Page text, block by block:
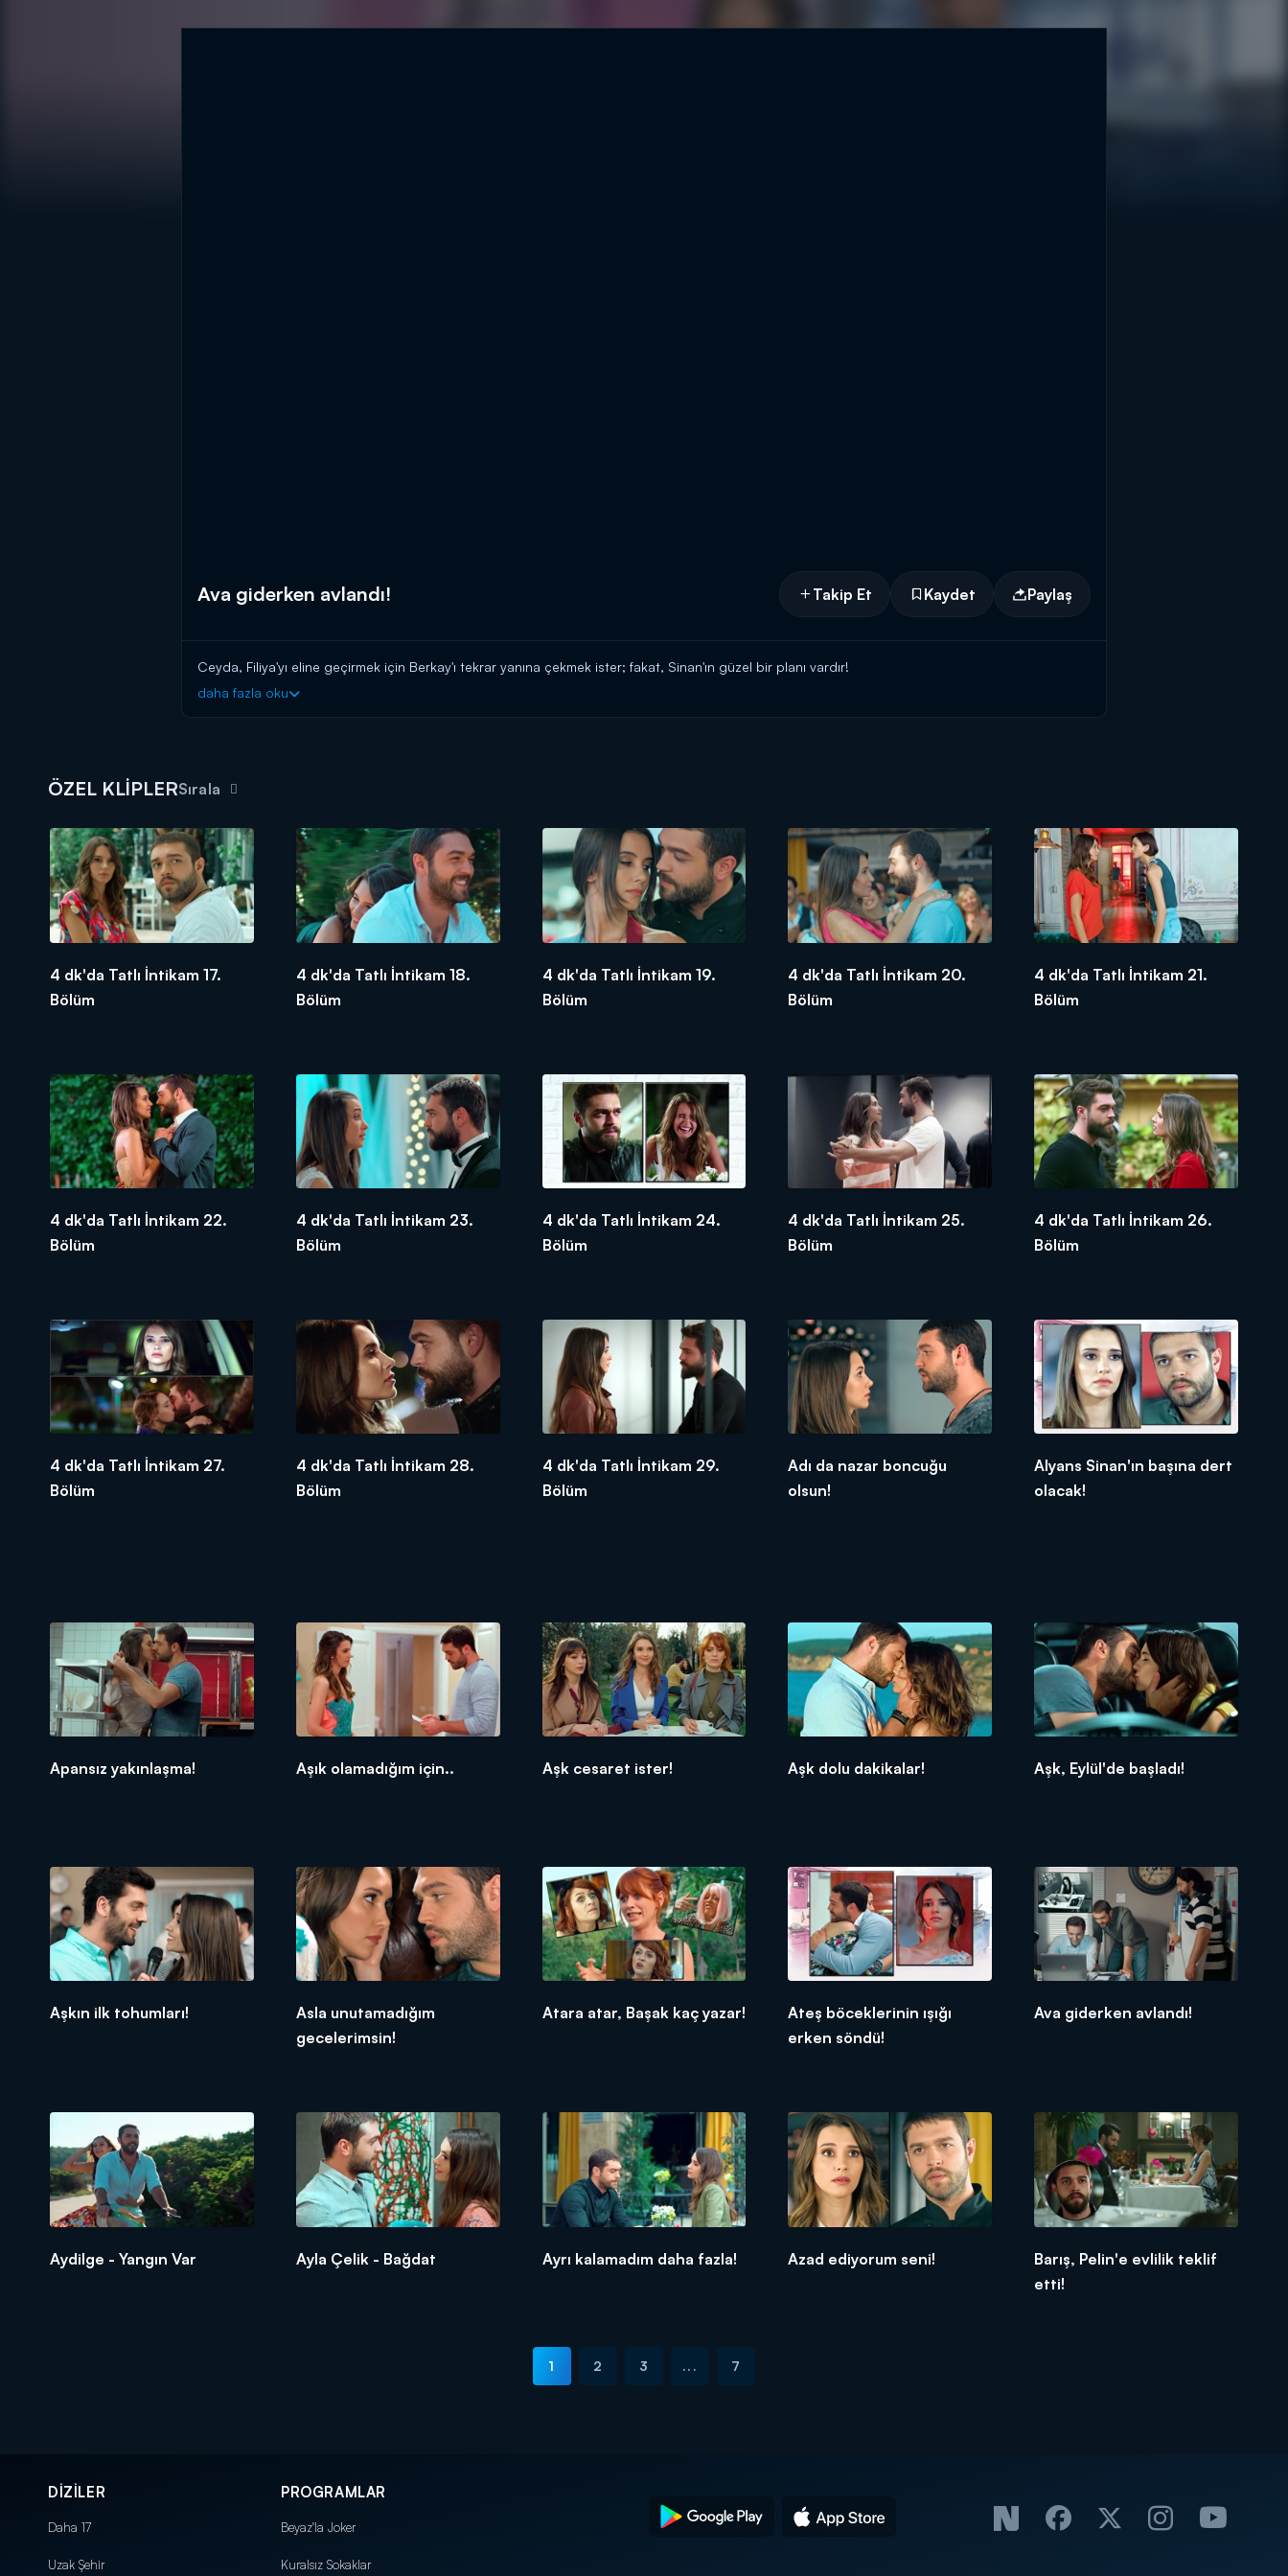
Ava giderken avlandı! Takip Et Kaydet Paylaş
Ceyda, Filiya'yı eline geçirmek için Berkay'ı tekrar yanına çekmek ister; fakat, Sinan'ın güzel bir planı vardır!
daha fazla oku
ÖZEL KLİPLERSırala
4 dk'da Tatlı İntikam 17.
Bölüm
4 dk'da Tatlı İntikam 18.
Bölüm
4 dk'da Tatlı İntikam 19.
Bölüm
4 dk'da Tatlı İntikam 20.
Bölüm
4 dk'da Tatlı İntikam 21.
Bölüm
4 dk'da Tatlı İntikam 22.
Bölüm
4 dk'da Tatlı İntikam 23.
Bölüm
4 dk'da Tatlı İntikam 24.
Bölüm
4 dk'da Tatlı İntikam 25.
Bölüm
4 dk'da Tatlı İntikam 26.
Bölüm
4 dk'da Tatlı İntikam 27.
Bölüm
4 dk'da Tatlı İntikam 28.
Bölüm
4 dk'da Tatlı İntikam 29.
Bölüm
Adı da nazar boncuğu
olsun!
Alyans Sinan'ın başına dert
olacak!
Apansız yakınlaşma! Aşık olamadığım için.. Aşk cesaret ister! Aşk dolu dakikalar! Aşk, Eylül'de başladı!
Aşkın ilk tohumları!
Asla unutamadığım
gecelerimsin!
Atara atar, Başak kaç yazar!
Ateş böceklerinin ışığı
erken söndü!
Ava giderken avlandı!
Aydilge - Yangın Var Ayla Çelik - Bağdat Ayrı kalamadım daha fazla! Azad ediyorum seni!
Barış, Pelin'e evlilik teklif
etti!
1 2 3 ... 7
DİZİLER
Daha 17
Uzak Şehir
PROGRAMLAR
Beyaz'la Joker
Kuralsız Sokaklar